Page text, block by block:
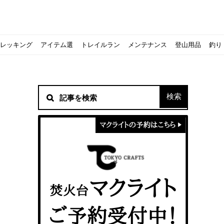
る！山梨県の九鬼山（くきやま）登山体験レポ
積雪期の谷川岳で今シーズン最後の雪山を堪能してきた
！売却する方法や条件、手続きの流れを確認
キャンプ場の宿泊や利用券をふるさと納税でゲット！おすすめ
レストハウス水郷で持ち込みBBQしてみた
一生物のアウトドアブーツならダナー！3つの理由とおすすめア
ピコグリル入荷してます！ @小倉店
ランス・ボーヌトレッキング編〜
ベランピングアイディア7選！家にいながらおしゃれキャンプ♪
キャンプ用品の『ポイント買取』について
マクライトの口コミ・評判は？人気焚き火台の魅力・気になる
ッカーでも作れるおすすめレシピをご紹介
【八ヶ岳最高峰へ】南八ヶ岳テント泊登山、赤岳〜横岳〜硫黄
ントスおすすめヘッドライトのご紹介
ングシューズはどちらを選ぶべき？｜サロモンの定番シューズで解
カリマーのおすすめリュック容量別12選｜目的別の選び方も合
ならスポルティバ！3つの理由とおすすめ7選
クライミングユーザー参加型の動画マップ「クライミングチャ
に教わる！『食感と旨みのタマゴサンド』の作り方
食うか食われるか、野生動物で一番怖いのは【17＃自分のキャ
ッキング
ズクイン』、人気の理由とおすすめウェアを紹介
【コスパ◎】キャンプデビューに最適！サウスフィールドのお
アイテム選
ズクイン』、人気の理由とおすすめウェアを紹介
【コスパ◎】キャンプデビューに最適！サウスフィールドのお
トレイルラン
｜サロモンの定番シューズで解説&ご紹介
しむために必要な装備6選【初級〜中級者向け】
トレラン初心者必見！日頃のトレーニングから中距離レースま
メンテナンス
！用途別おすすめ水筒を紹介！便利アイテムも
【こずチャンネル】使わなくなったキャンプ道具の行方！【初
登山用品
クを比較！人数・用途別でおすすめを紹介
クライミング道具はゼロポイントで揃えよう！種類別で人気ア
釣り
アジングロッドおすすめ10選！基本タックルから選び方まで紹介
フスキンの魅力と用途別おすすめリュック9選
ティートンブロスのブランドに込められた想いとは！？おすす
なの？いまどきの海外キャンプ事情をご紹介Part.1〜ロサンゼルス
パティシエキャンパーSakiさんに教わる！簡単『フルーツシロ
に教わる！簡単『フルーツシロップ』の作り方
パティシエキャンパーSakiさんに教わる！簡単アウトドアスイ
高！ほかほか『シュウマイ』の作り方
に教わる！パン好き必見！モチモチ『ベーグル』の作り方
パティシエキャンパーSakiさんに教わる！ピリ辛が後引くうま